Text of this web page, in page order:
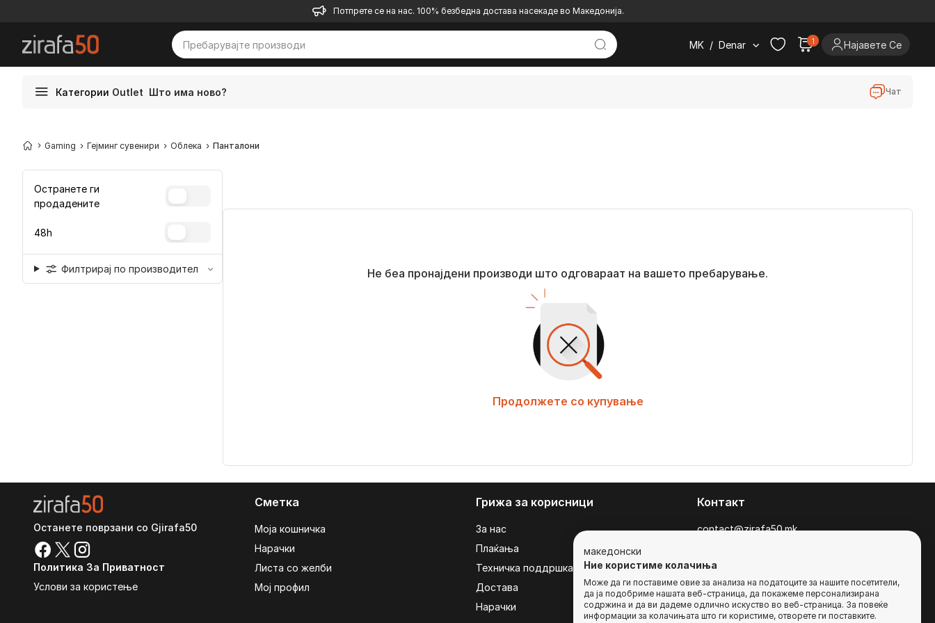
Потпрете се на нас. 100% безбедна достава насекаде во Македонија.
MK / Denar 1 Најавете Се
Категории Outlet Што има ново? Чат
Gaming Гејминг сувенири Облека Панталони
Остранете ги
продадените
48h
Филтрирај по производител Не беа пронајдени производи што одговараат на вашето пребарување.
Продолжете со купување
Останете поврзани со Gjirafa50
Политика За Приватност
Услови за користење
Сметка
Моја кошничка
Нарачки
Листа со желби
Мој профил
Грижа за корисници
За нас
Плаќања
Техничка поддршка
Достава
Нарачки
Контакт
contact@zirafa50.mk
За барања на понуди, контактирајте нѐ
на:
b2b@zirafa50.mk
македонски
Ние користиме колачиња
Може да ги поставиме овие за анализа на податоците за нашите посетители,
да ја подобриме нашата веб-страница, да покажеме персонализирана
содржина и да ви дадеме одлично искуство во веб-страница. За повеќе
информации за колачињата што ги користиме, отворете ги поставките.